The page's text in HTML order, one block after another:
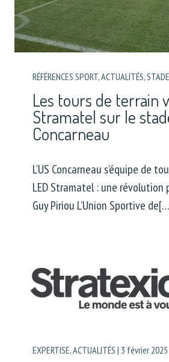
RÉFÉRENCES SPORT,ACTUALITÉS,
Les tours de terrain
Stramatel sur le
Concarneau
L’US Concarneau s’équipe de
LED Stramatel : une révolution
Guy Piriou L’Union Sportive
EXPERTISE,ACTUALITÉS | 3 février 2025